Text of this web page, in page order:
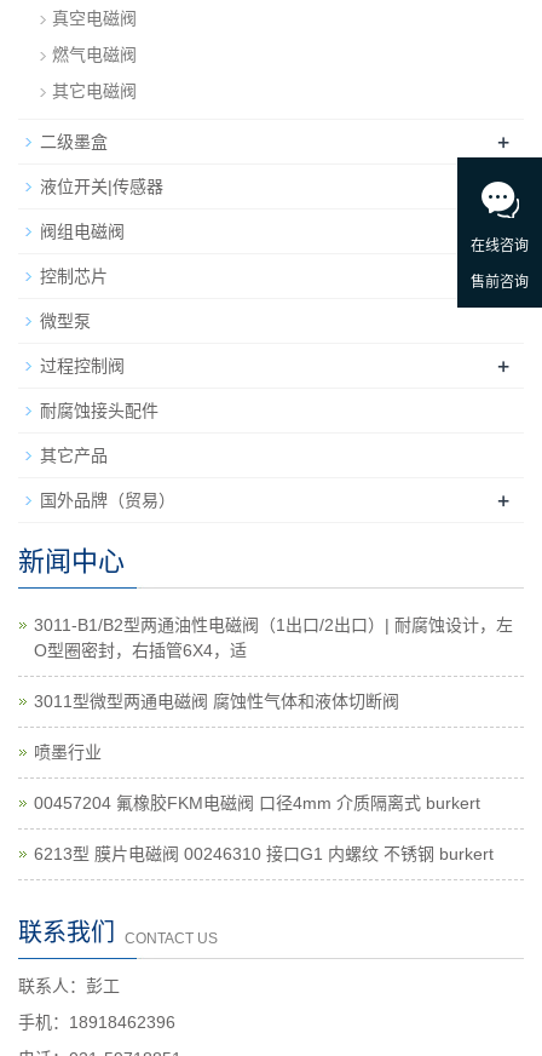
真空电磁阀
燃气电磁阀
其它电磁阀
二级墨盒 +
液位开关|传感器
阀组电磁阀
控制芯片
微型泵
过程控制阀 +
耐腐蚀接头配件
其它产品
国外品牌（贸易） +
新闻中心
3011-B1/B2型两通油性电磁阀（1出口/2出口）| 耐腐蚀设计，左
O型圈密封，右插管6X4，适
3011型微型两通电磁阀 腐蚀性气体和液体切断阀
喷墨行业
00457204 氟橡胶FKM电磁阀 口径4mm 介质隔离式 burkert
6213型 膜片电磁阀 00246310 接口G1 内螺纹 不锈钢 burkert
联系我们 CONTACT US
联系人：彭工
手机：18918462396